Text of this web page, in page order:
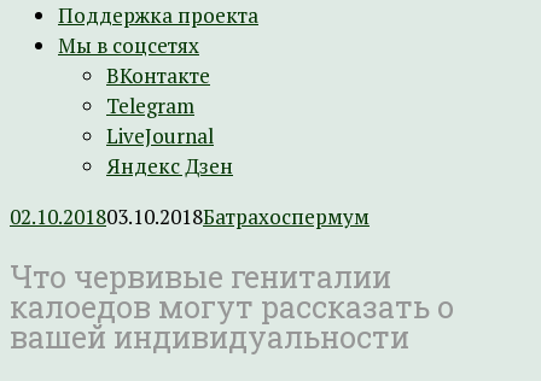
Поддержка проекта
Мы в соцсетях
ВКонтакте
Telegram
LiveJournal
Яндекс Дзен
02.10.201803.10.2018Батрахоспермум
Что червивые гениталии
калоедов могут рассказать о
вашей индивидуальности